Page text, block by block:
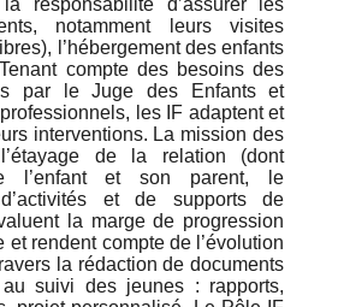
notamment leurs visites
l’hébergement des enfants
compte des besoins des
par le Juge des Enfants et
les IF adaptent et
interventions. La mission des
de la relation (dont
l’enfant et son parent, le
d’activités et de supports de
la marge de progression
et rendent compte de l’évolution
la rédaction de documents
suivi des jeunes : rapports,